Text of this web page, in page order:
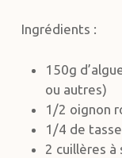
Ingrédients :
150g
ou autres)
1/2 oignon
1/4 de
2 cuillères